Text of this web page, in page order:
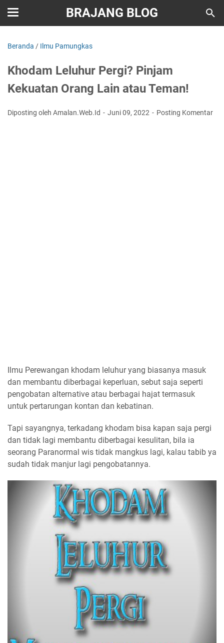
BRAJANG BLOG
Beranda / Ilmu Pamungkas
Khodam Leluhur Pergi? Pinjam
Kekuatan Orang Lain atau Teman!
Diposting oleh Amalan.Web.Id Juni 09, 2022 Posting Komentar
Ilmu Perewangan khodam leluhur yang biasanya masuk
dan membantu diberbagai keperluan, sebut saja seperti
pengobatan alternative atau berbagai hajat termasuk
untuk pertarungan kontan dan kebatinan.
Tapi sayangnya, terkadang khodam bisa kapan saja pergi
dan tidak lagi membantu diberbagai kesulitan, bila ia
seorang Paranormal wis tidak mangkus lagi, kalau tabib ya
sudah tidak manjur lagi pengobatannya.